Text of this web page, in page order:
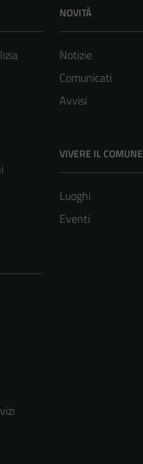
NOVITÀ
Notizie
Comunicati
Avvisi
VIVERE IL COMUNE
Luoghi
Eventi